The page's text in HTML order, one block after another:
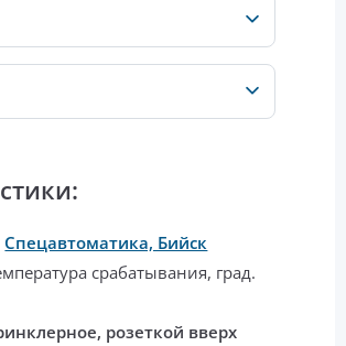
Спецавтоматика, Бийск
срабатывания, град.
розеткой вверх